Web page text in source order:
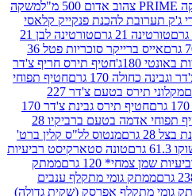
משקה
להכנת פנקייק קלאסי
טורטינה לבן 21
אייס ברייקר סוכריות פטל 36
חטיף תירס חריף צ'דר
גרם
חטיף תפוחי
מקלוני תירס בטעם צ'דר 227
חטיף תירס גבינת צ'דר 170
חטיף תפוחי אדמה בטעם ברביקיו 28
מנטוס לל"ס קלין ברט'
טונה סטארקיסט רביעיות
גרם
ממתק
גומי מתקלף ענבים
אפרסק (שקית גדולה)